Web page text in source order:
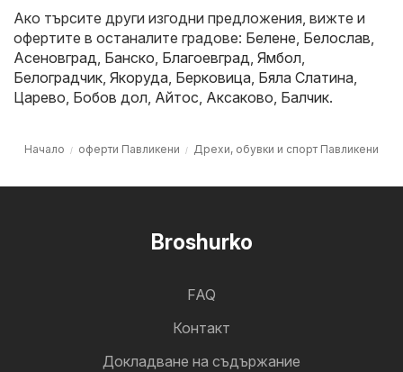
Ако търсите други изгодни предложения, вижте и
офертите в останалите градове: Белене, Белослав,
Асеновград, Банско, Благоевград, Ямбол,
Белоградчик, Якоруда, Берковица, Бяла Слатина,
Царево, Бобов дол, Айтос, Аксаково, Балчик.
Начало оферти Павликени Дрехи, обувки и спорт Павликени
Broshurko
FAQ
Контакт
Докладване на съдържание